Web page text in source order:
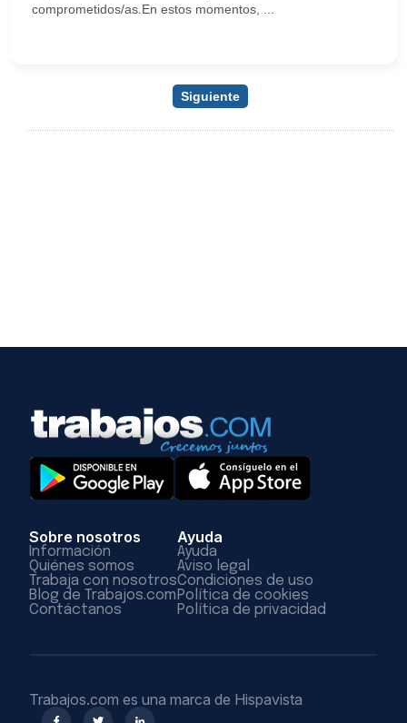
comprometidos/as.En estos momentos, ...
Siguiente
Sobre nosotros
Información
Quiénes somos
Trabaja con nosotros
Blog de Trabajos.com
Contáctanos
Ayuda
Ayuda
Aviso legal
Condiciones de uso
Política de cookies
Política de privacidad
Trabajos.com es una marca de Hispavista